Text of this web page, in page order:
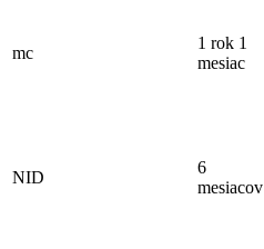
mc
1 rok 1
mesiac
NID
6
mesiacov